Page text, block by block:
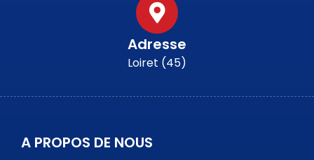
Adresse
Loiret (45)
A PROPOS DE NOUS